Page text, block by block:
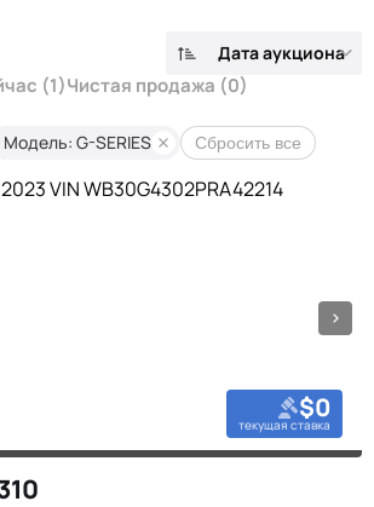
Дата аукциона
(1)Чистая продажа (0)
Модель: G-SERIES Сбросить все
$0
текущая ставка